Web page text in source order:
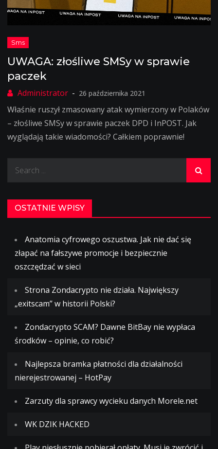
UWAGA: złośliwe SMSy w sprawie
paczek
26 października 2021
Właśnie ruszył zmasowany atak wymierzony w Polaków
– złośliwe SMSy w sprawie paczek DPD i InPOST. Jak
wyglądają takie wiadomości? Całkiem poprawnie!
OSTATNIE WPISY
Anatomia cyfrowego oszustwa. Jak nie dać się
złapać na fałszywe promocje i bezpiecznie
oszczędzać w sieci
Strona Zondacrypto nie działa. Największy
„exitscam” w historii Polski?
Zondacrypto SCAM? Dawne BitBay nie wypłaca
środków – opinie, co robić?
Najlepsza bramka płatności dla działalności
nierejestrowanej – HotPay
Zarzuty dla sprawcy wycieku danych Morele.net
WK DZIK HACKED